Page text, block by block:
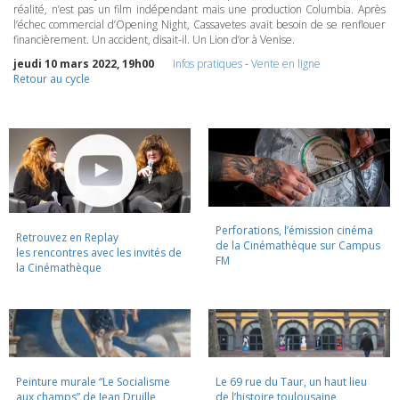
réalité, n’est pas un film indépendant mais une production Columbia. Après
l’échec commercial d’Opening Night, Cassavetes avait besoin de se renflouer
financièrement. Un accident, disait-il. Un Lion d’or à Venise.
jeudi 10 mars 2022, 19h00
Infos pratiques-Vente en ligne
Retour au cycle
Retrouvez en Replay
les rencontres avec les invités de
la Cinémathèque
Perforations, l’émission cinéma
de la Cinémathèque sur Campus
FM
Peinture murale “Le Socialisme
aux champs” de Jean Druille,
Le 69 rue du Taur, un haut lieu
de l’histoire toulousaine